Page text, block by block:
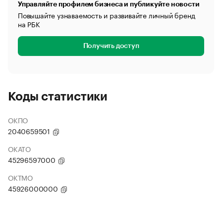
Управляйте профилем бизнеса и публикуйте новости
Повышайте узнаваемость и развивайте личный бренд
на РБК
Получить доступ
Коды статистики
ОКПО
2040659501
ОКАТО
45296597000
ОКТМО
45926000000